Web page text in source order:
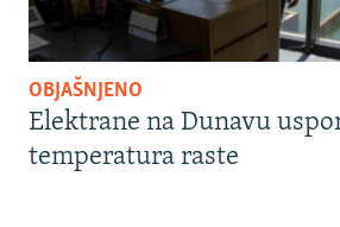
OBJAŠNJENO
Elektrane na Dunavu
temperatura raste